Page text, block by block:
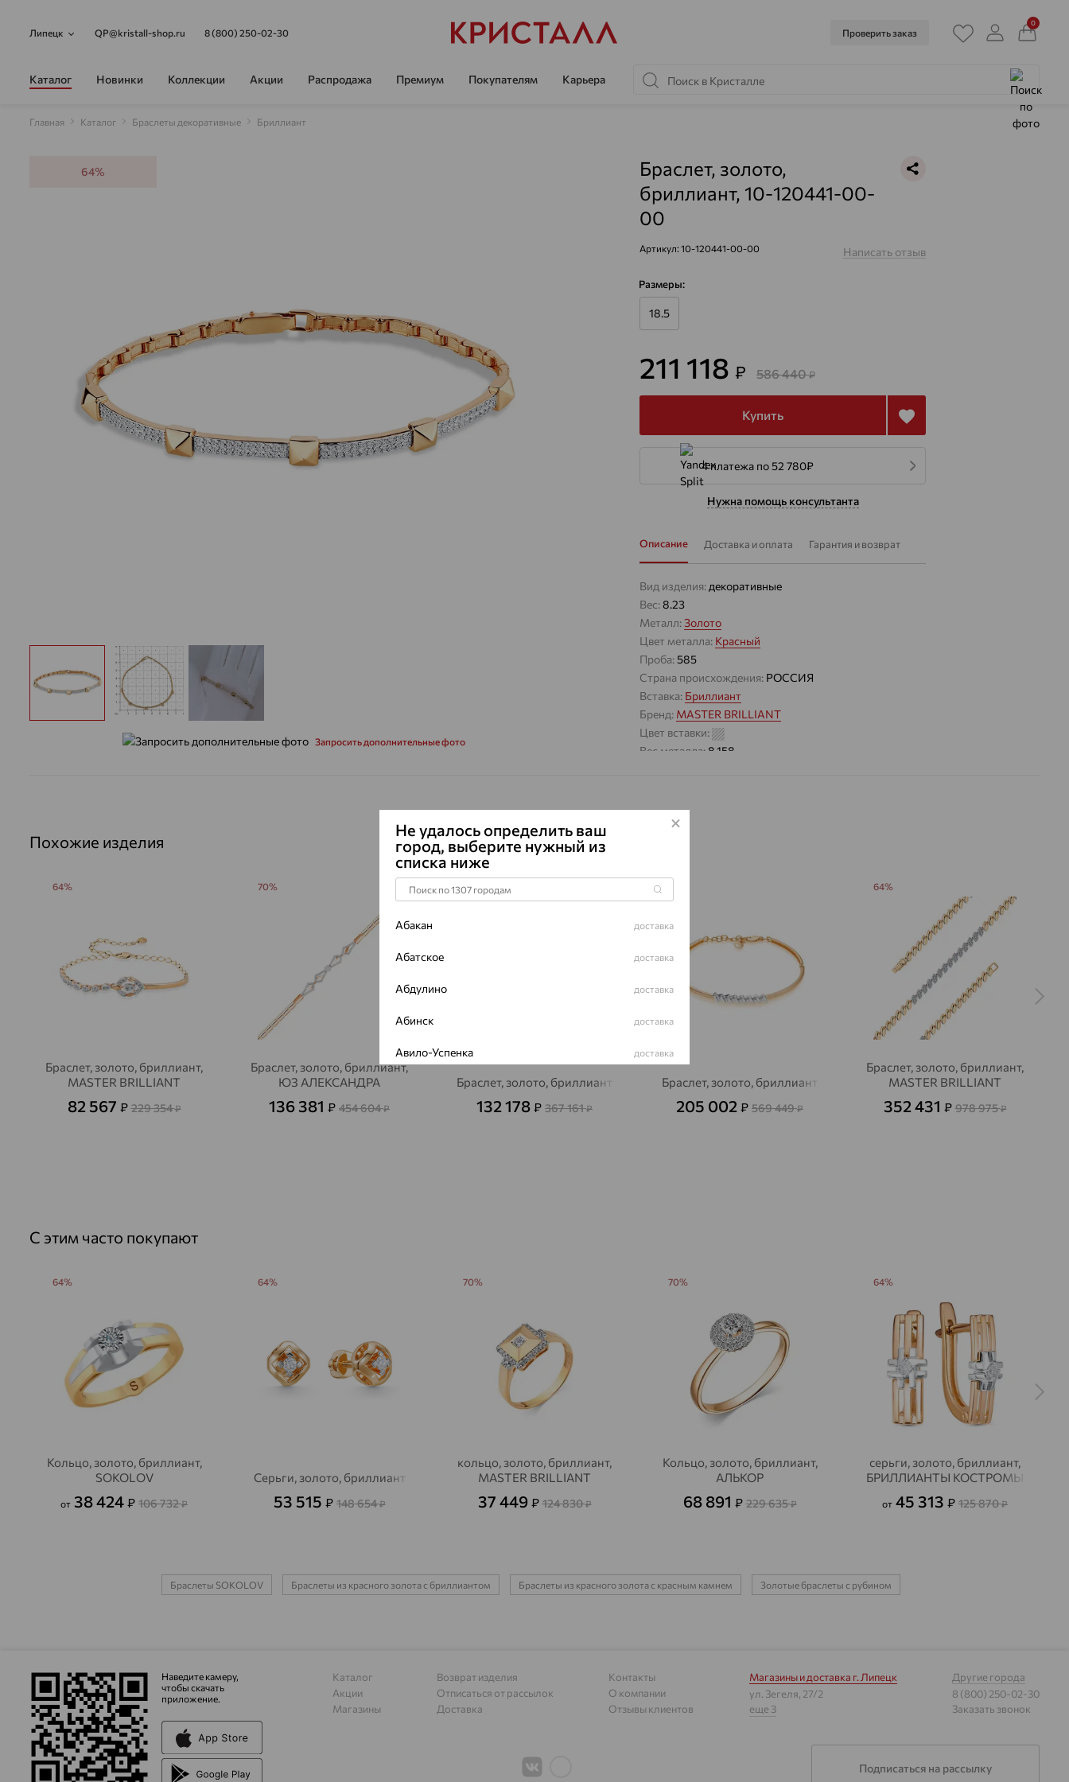
Липецк QP@kristall-shop.ru 8 (800) 250-02-30 Проверить заказ
0
Каталог Новинки Коллекции Акции Распродажа Премиум Покупателям Карьера
Главная Каталог Браслеты декоративные Бриллиант
64%
Запросить дополнительные фото
Браслет, золото,
бриллиант, 10-120441-00-
00
Артикул: 10-120441-00-00 Написать отзыв
Размеры:
18.5
211 118 ₽ 586 440₽
Купить
4 платежа по 52 780₽
Нужна помощь консультанта
Описание Доставка и оплата Гарантия и возврат
Вид изделия: декоративные
Вес:8.23
Металл:Золото
Цвет металла: Красный
Проба:585
Страна происхождения: РОССИЯ
Вставка: Бриллиант
Бренд: MASTER BRILLIANT
Цвет вставки:
Вес металла: 8.158
ВИД КАМНЯ
ВЕС
ФОРМА ОГРАНКИ
ГРАНЕЙ
Сертификаты на камни
Похожие изделия
Браслет, золото, бриллиант,
MASTER BRILLIANT
82 567 ₽ 229 354₽
64%
Браслет, золото, бриллиант,
ЮЗ АЛЕКСАНДРА
136 381 ₽ 454 604₽
70%
Браслет, золото, бриллиант
132 178 ₽ 367 161₽
64%
Браслет, золото, бриллиант
205 002 ₽ 569 449₽
Браслет, золото, бриллиант,
MASTER BRILLIANT
352 431 ₽ 978 975₽
64%
С этим часто покупают
Кольцо, золото, бриллиант,
SOKOLOV
от 38 424 ₽ 106 732₽
64%
Серьги, золото, бриллиант
53 515 ₽ 148 654₽
64%
кольцо, золото, бриллиант,
MASTER BRILLIANT
37 449 ₽ 124 830₽
70%
Кольцо, золото, бриллиант,
АЛЬКОР
68 891 ₽ 229 635₽
70%
серьги, золото, бриллиант,
БРИЛЛИАНТЫ КОСТРОМЫ
от 45 313 ₽ 125 870₽
64%
Браслеты SOKOLOV Браслеты из красного золота с бриллиантом Браслеты из красного золота с красным камнем Золотые браслеты с рубином
Наведите камеру,
чтобы скачать
приложение.
Каталог
Акции
Магазины
Возврат изделия
Отписаться от рассылок
Доставка
Контакты
О компании
Отзывы клиентов
Магазины и доставка г. Липецк
ул. Зегеля, 27/2
еще 3
Другие города
8 (800) 250-02-30
Заказать звонок
Подписаться на рассылку
Не удалось определить ваш
город, выберите нужный из
списка ниже
Абакан доставка
Абатское доставка
Абдулино доставка
Абинск доставка
Авило-Успенка доставка
доставка
доставка
Алексеево-Лозовское доставка